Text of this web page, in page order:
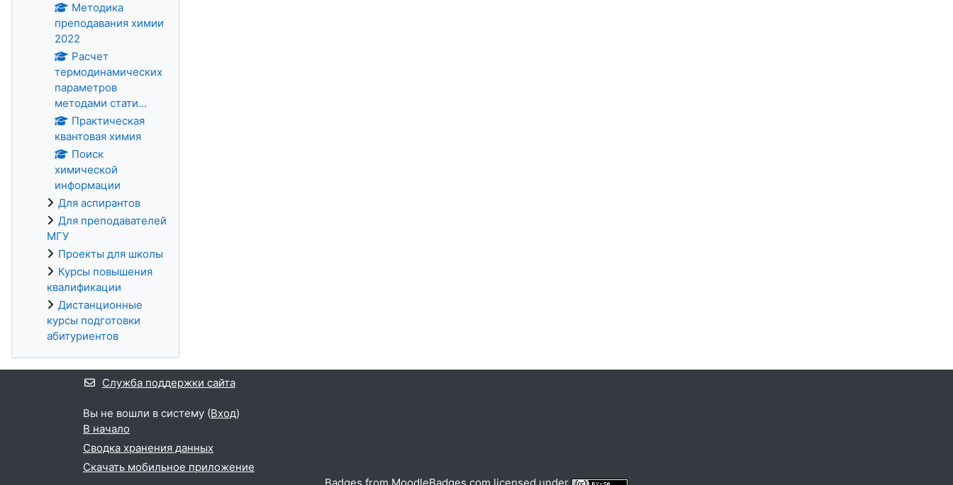
Методика
преподавания химии
2022
Расчет
термодинамических
параметров
методами стати...
Практическая
квантовая химия
Поиск
химической
информации
Для аспирантов
Для преподавателей
МГУ
Проекты для школы
Курсы повышения
квалификации
Дистанционные
курсы подготовки
абитуриентов
Служба поддержки сайта
Вы не вошли в систему (Вход)
В начало
Сводка хранения данных
Скачать мобильное приложение